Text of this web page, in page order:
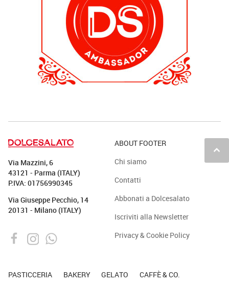
keyboard_arrow_up
Via Mazzini, 6
43121 - Parma (ITALY)
P.IVA: 01756990345
Via Giuseppe Pecchio, 14
20131 - Milano (ITALY)
ABOUT FOOTER
Chi siamo
Contatti
Abbonati a Dolcesalato
Iscriviti alla Newsletter
Privacy & Cookie Policy
PASTICCERIA BAKERY GELATO CAFFÈ & CO.